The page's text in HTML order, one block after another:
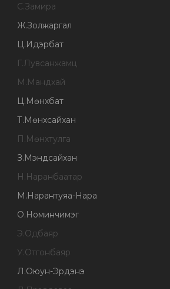
С.Замира
Ж.Золжаргал
Ц.Идэрбат
Г.Лувсанжамц
М.Мандхай
Ц.Мөнхбат
Т.Мөнхсайхан
П.Мөнхтулга
З.Мэндсайхан
Н.Наранбаатар
М.Нарантуяа-Нара
О.Номинчимэг
Э.Одбаяр
У.Отгонбаяр
Л.Оюун-Эрдэнэ